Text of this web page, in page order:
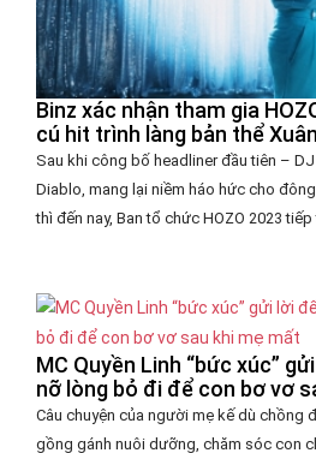
Binz xác nhận tham gia
cú hit trình làng bản thể
Sau khi công bố headliner đầu tiên –
Diablo, mang lại niềm háo hức cho
thì đến nay, Ban tổ chức HOZO 2023
MC Quyền Linh “bức xúc”
nỡ lòng bỏ đi để con bơ vơ
Câu chuyện của người mẹ kế dù chồng
gồng gánh nuôi dưỡng, chăm sóc con